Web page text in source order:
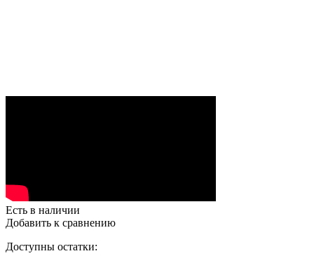
Есть в наличии
Добавить к сравнению
Доступны остатки: